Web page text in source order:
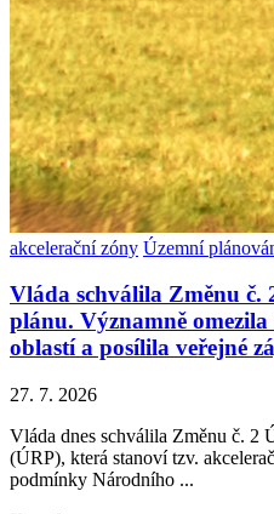
akcelerační zóny Územní
Vláda schválila Změnu č.
plánu. Významně omezila
oblastí a posílila veřejné
27. 7. 2026
Vláda dnes schválila Změnu č. 2
(ÚRP), která stanoví tzv.
podmínky Národního ...